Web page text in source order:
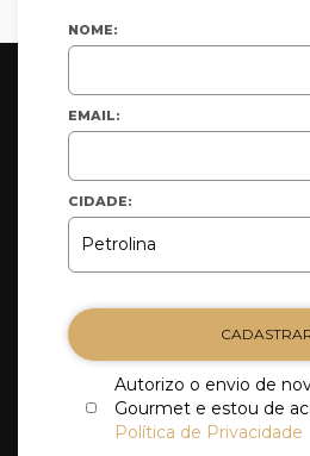
NOME:
EMAIL:
CIDADE:
Autorizo o envio de
Gourmet e estou de
Política de Privacidade